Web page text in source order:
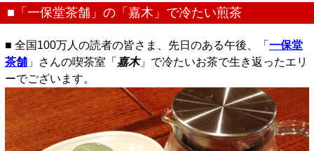
■「一保堂茶舗」の「嘉木」で冷たい煎茶
■ 全国100万人の読者の皆さま、先日のある午後、「 一保堂
茶舗」さんの喫茶室「 嘉木」で冷たいお茶で生き返ったエリ
ーでございます。